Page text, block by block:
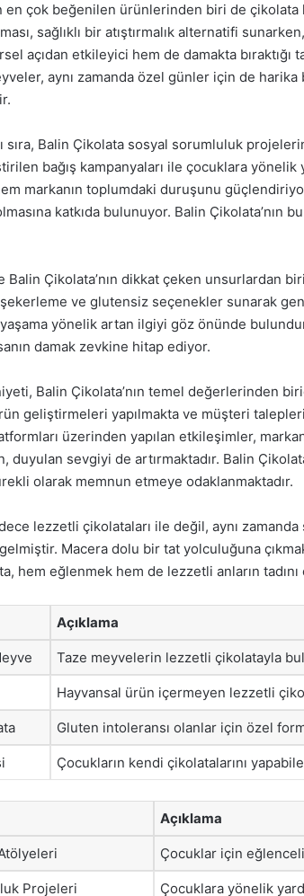
en çok beğenilen ürünlerinden biri de
sağlıklı bir atıştırmalık alternatifi
açıdan etkileyici hem de damakta bıraktığı
aynı zamanda özel günler için de
sıra, Balin Çikolata sosyal sorumluluk
bağış kampanyaları ile çocuklara
markanın toplumdaki duruşunu
katkıda bulunuyor. Balin Çikolata’nın bu
Balin Çikolata’nın dikkat çeken unsurlardan
şekerleme ve glutensiz seçenekler sunarak
yaşama yönelik artan ilgiyi göz önünde
damak zevkine hitap ediyor.
Balin Çikolata’nın temel değerlerinden
geliştirmeleri yapılmakta ve müşteri
üzerinden yapılan etkileşimler,
duyulan sevgiyi de artırmaktadır. Balin
olarak memnun etmeye odaklanmaktadır.
lezzetli çikolataları ile değil, aynı
Macera dolu bir tat yolculuğuna
hem eğlenmek hem de lezzetli anların
Açıklama
Taze meyvelerin lezzetli çikolatayla
Hayvansal ürün içermeyen lezzetli
Gluten intoleransı olanlar için özel
Çocukların kendi çikolatalarını
Açıklama
Çocuklar için
Projeleri Çocuklara yönelik